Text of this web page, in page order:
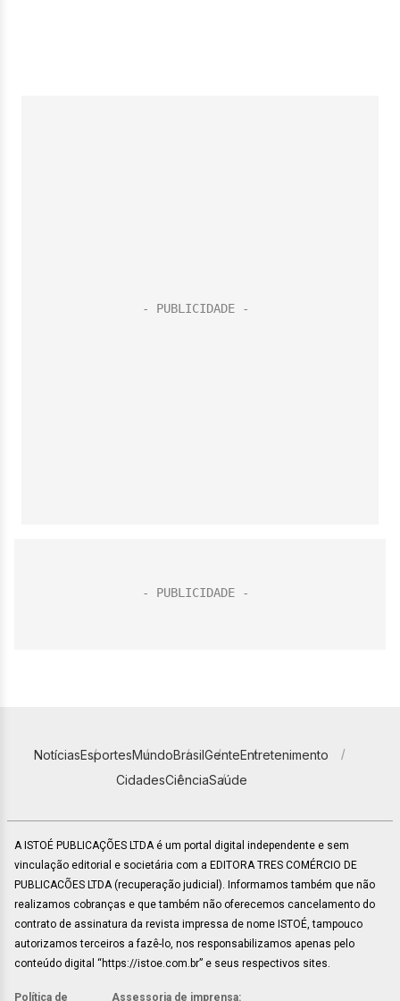
NotíciasEsportesMundoBrasilGenteEntretenimento
CidadesCiênciaSaúde
A ISTOÉ PUBLICAÇÕES LTDA é um portal digital independente e sem
vinculação editorial e societária com a EDITORA TRES COMÉRCIO DE
PUBLICACÕES LTDA (recuperação judicial). Informamos também que não
realizamos cobranças e que também não oferecemos cancelamento do
contrato de assinatura da revista impressa de nome ISTOÉ, tampouco
autorizamos terceiros a fazê-lo, nos responsabilizamos apenas pelo
conteúdo digital “https://istoe.com.br” e seus respectivos sites.
Política de Assessoria de imprensa: